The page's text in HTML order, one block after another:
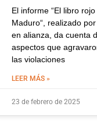
El informe “El libro
Maduro“, realizado
en alianza, da cuenta
aspectos que
las violaciones
LEER MÁS »
23 de febrero de 2025